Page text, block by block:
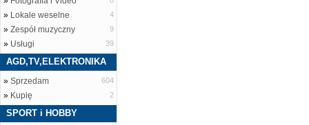
» Lokale weselne 4
» Zespół muzyczny 9
» Usługi 39
AGD,TV,ELEKTRONIKA
» Sprzedam 604
» Kupię 2
SPORT i HOBBY